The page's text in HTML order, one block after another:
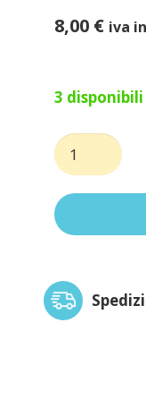
8,00 € iva
3 disponibili
Tagliapizza
quantità